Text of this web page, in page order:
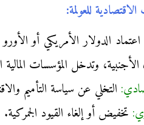
اعتماد الدولار الأمريكي أو
وتدخل المؤسسات المالية
التخلي عن سياسة التأميم
تخفيض أو إلغاء القيود الجمركية.